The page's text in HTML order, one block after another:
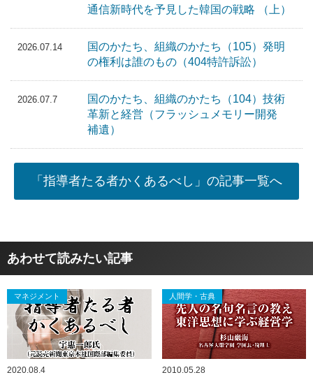
通信新時代を予見した韓国の戦略 （上）
2026.07.14
国のかたち、組織のかたち（105）発明
の権利は誰のもの（404特許訴訟）
2026.07.7
国のかたち、組織のかたち（104）技術
革新と経営（フラッシュメモリー開発
補遺）
「指導者たる者かくあるべし」の記事一覧へ
あわせて読みたい記事
マネジメント
2020.08.4
人間学・古典
2010.05.28